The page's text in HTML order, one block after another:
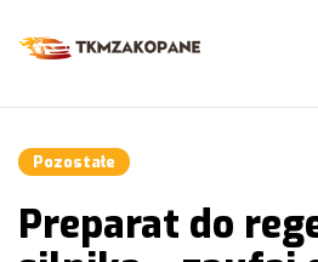
do
tkmzakopane.pl
Pozostałe
Preparat do